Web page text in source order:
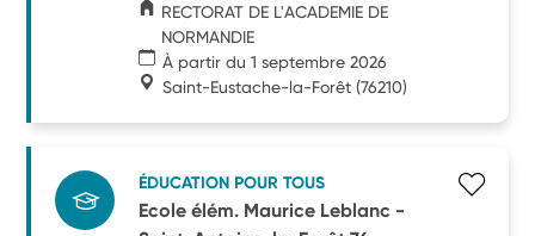
RECTORAT DE L'ACADEMIE DE
NORMANDIE
À partir du 1 septembre 2026
Saint-Eustache-la-Forêt (76210)
ÉDUCATION POUR TOUS
Ecole élém. Maurice Leblanc -